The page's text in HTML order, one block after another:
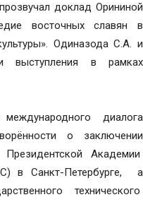
доклад Орининой
восточных славян в
Одиназода С.А. и
выступления в рамках
диалога
о заключении
Академии
в Санкт-Петербурге, а
технического